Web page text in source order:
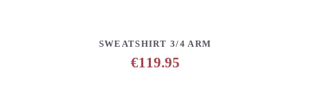
DETAILS ANFRAGE HINZUFÜGEN
SWEATSHIRT 3/4 ARM
€119.95